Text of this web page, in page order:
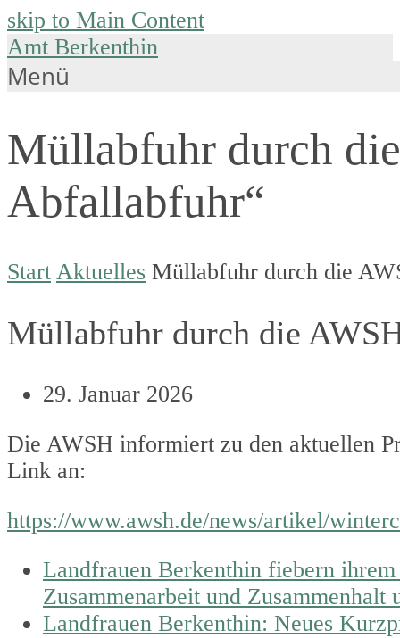
skip to Main Content
Amt Berkenthin
Menü
Müllabfuhr durch
Abfallabfuhr“
Start Aktuelles Müllabfuhr durch die
Müllabfuhr durch die
29. Januar 2026
Die AWSH informiert zu den aktuellen
Link an:
https://www.awsh.de/news/artikel/
previous
post:
Landfrauen Berkenthin fiebern
Zusammenarbeit und Zusammenhalt
next
Landfrauen Berkenthin: Neues